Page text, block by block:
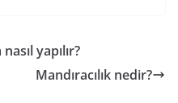
yapılır?
Mandıracılık nedir?